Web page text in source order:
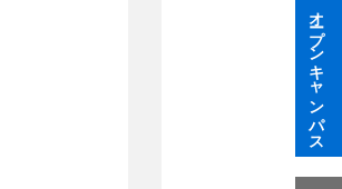
オープンキャンパス